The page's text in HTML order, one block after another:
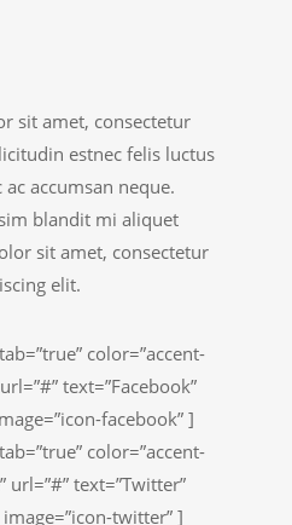
sit amet, consectetur
estnec felis luctus
accumsan neque.
blandit mi aliquet
sit amet, consectetur
elit.
color=”accent-
text=”Facebook”
facebook” ]
color=”accent-
url=”#” text=”Twitter”
twitter” ]